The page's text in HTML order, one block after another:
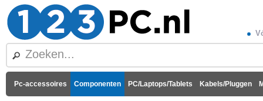
Pc-accessoires Componenten PC/Laptops/Tablets Kabels/Pluggen